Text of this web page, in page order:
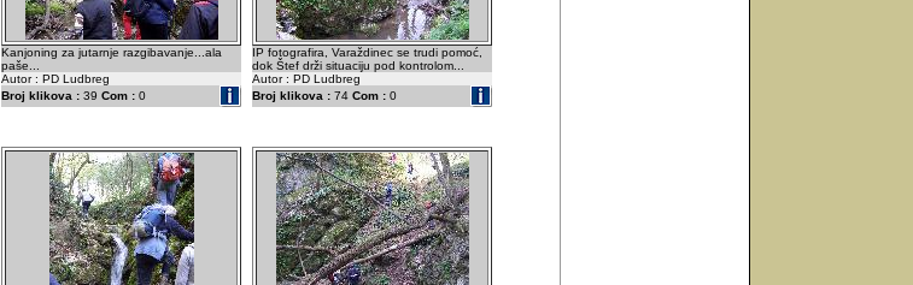
Kanjoning za jutarnje razgibavanje...ala
paše...
Autor : PD Ludbreg
Broj klikova : 39 Com : 0
IP fotografira, Varaždinec se trudi pomoć,
dok Štef drži situaciju pod kontrolom...
Autor : PD Ludbreg
Broj klikova : 74 Com : 0